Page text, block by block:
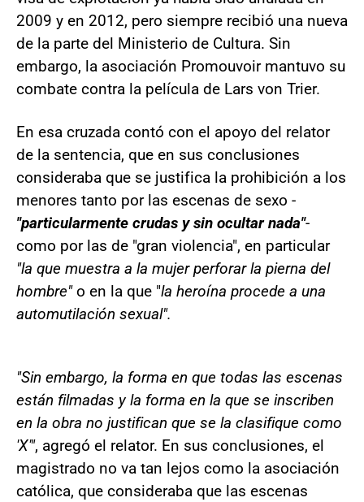
2009 y en 2012, pero siempre recibió una nueva
de la parte del Ministerio de Cultura. Sin
embargo, la asociación Promouvoir mantuvo su
combate contra la película de Lars von Trier.
En esa cruzada contó con el apoyo del relator
de la sentencia, que en sus conclusiones
consideraba que se justifica la prohibición a los
menores tanto por las escenas de sexo -
"particularmente crudas y sin ocultar nada"-
como por las de "gran violencia", en particular
"la que muestra a la mujer perforar la pierna del
hombre"o en la que "la heroína procede a una
automutilación sexual".
"Sin embargo, la forma en que todas las escenas
están filmadas y la forma en la que se inscriben
en la obra no justifican que se la clasifique como
'X'", agregó el relator. En sus conclusiones, el
magistrado no va tan lejos como la asociación
católica, que consideraba que las escenas